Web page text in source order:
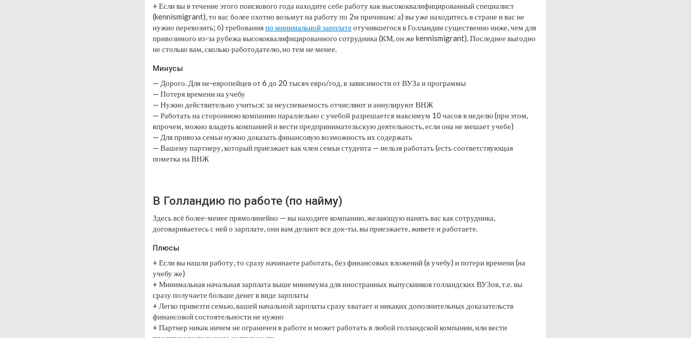
+ Если вы в течение этого поискового года находите себе работу как высококвалифицированный специалист
(kennismigrant), то вас более охотно возьмут на работу по 2м причинам: а) вы уже находитесь в стране и вас не
нужно перевозить; б) требованияпо минимальной зарплате отучившегося в Голландии существенно ниже, чем для
привозимого из-за рубежа высококвалифицированного сотрудника (КМ, он же kennismigrant). Последнее выгодно
не столько вам, сколько работодателю, но тем не менее.
Минусы
— Дорого. Для не-европейцев от 6 до 20 тысяч евро/год, в зависимости от ВУЗа и программы
— Потеря времени на учебу
— Нужно действительно учиться: за неуспеваемость отчисляют и аннулируют ВНЖ
— Работать на стороннюю компанию параллельно с учебой разрешается максимум 10 часов в неделю (при этом,
впрочем, можно владеть компанией и вести предпринимательскую деятельность, если она не мешает учебе)
— Для привоза семьи нужно доказать финансовую возможность их содержать
— Вашему партнеру, который приезжает как член семьи студента — нельзя работать (есть соответствующая
пометка на ВНЖ
В Голландию по работе (по найму)
Здесь всё более-менее прямолинейно — вы находите компанию, желающую нанять вас как сотрудника,
договариваетесь с ней о зарплате, они вам делают все док-ты, вы приезжаете, живете и работаете.
Плюсы
+ Если вы нашли работу, то сразу начинаете работать, без финансовых вложений (в учебу) и потери времени (на
учебу же)
+ Минимальная начальная зарплата выше минимума для иностранных выпускников голландских ВУЗов, т.е. вы
сразу получаете больше денег в виде зарплаты
+ Легко привезти семью, вашей начальной зарплаты сразу хватает и никаких дополнительных доказательств
финансовой состоятельности не нужно
+ Партнер никак ничем не ограничен в работе и может работать в любой голландской компании, или вести